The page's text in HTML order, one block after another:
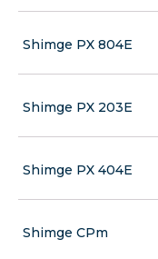
Shimge PX 804E
Shimge PX 203E
Shimge PX 404E
Shimge CPm